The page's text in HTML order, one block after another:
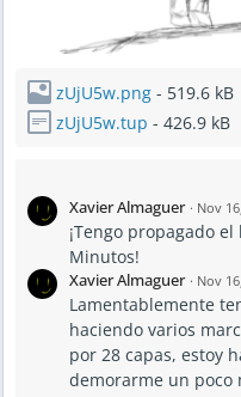
zUjU5w.png - 519.6 kB
zUjU5w.tup - 426.9 kB
Xavier Almaguer · Nov
¡Tengo propagado
Minutos!
Xavier Almaguer · Nov
Lamentablemente
haciendo varios
por 28 capas, estoy
demorarme un poco